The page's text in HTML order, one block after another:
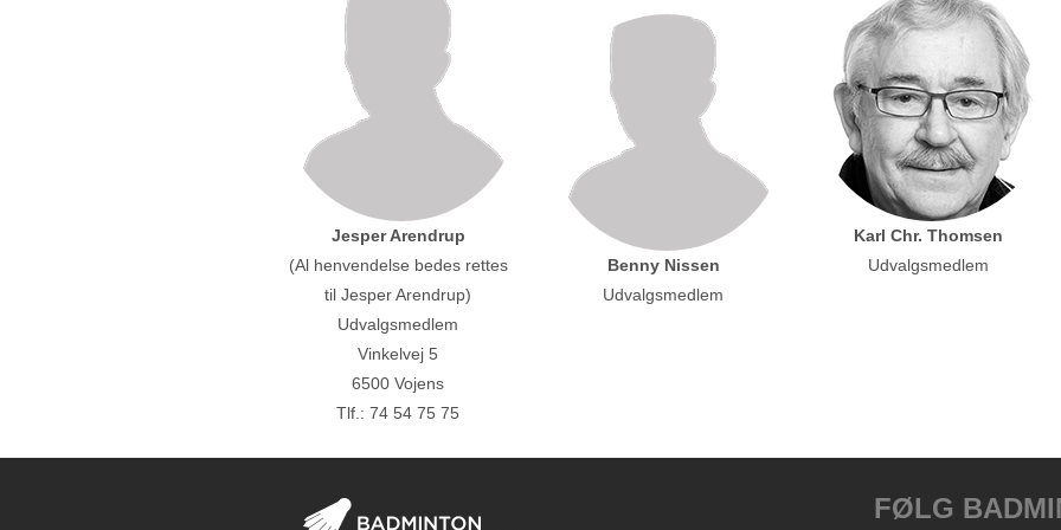
Jesper Arendrup
(Al henvendelse bedes rettes
til Jesper Arendrup)
Udvalgsmedlem
Vinkelvej 5
6500 Vojens
Tlf.: 74 54 75 75
Benny Nissen
Udvalgsmedlem
Karl Chr. Thomsen
Udvalgsmedlem
FØLG